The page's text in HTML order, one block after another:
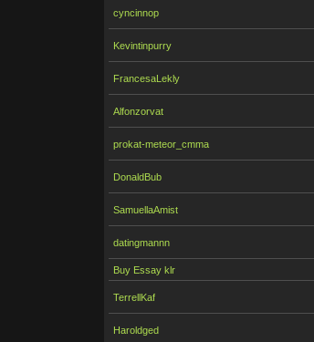
cyncinnop
Kevintinpurry
FrancesaLekly
Alfonzorvat
prokat-meteor_cmma
DonaldBub
SamuellaAmist
datingmannn
Buy Essay klr
TerrellKaf
Haroldged